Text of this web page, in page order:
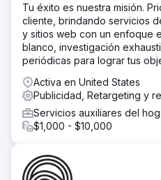
Tu éxito es nuestra misión.
cliente, brindando servicios
y sitios web con un enfoque
blanco, investigación
periódicas para lograr tus
Activa en United States
Publicidad, Retargeting y
Servicios auxiliares del
$1,000 - $10,000